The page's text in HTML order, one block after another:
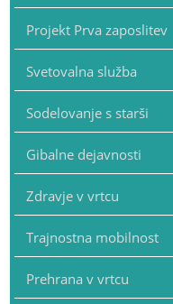
Projekt Prva zaposlitev
Svetovalna služba
Sodelovanje s starši
Gibalne dejavnosti
Zdravje v vrtcu
Trajnostna mobilnost
Prehrana v vrtcu